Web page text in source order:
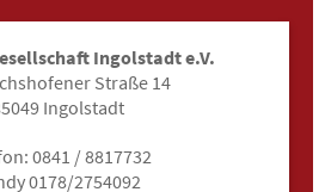
Ingolstadt e.V.
Straße 14
Ingolstadt
0841 / 8817732
0178/2754092